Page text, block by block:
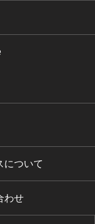
について
わせ